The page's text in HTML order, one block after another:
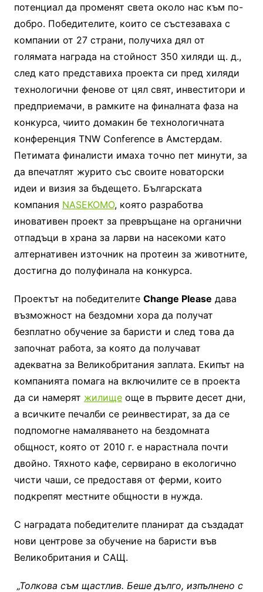
потенциал да променят света около нас към по-
добро. Победителите, които се състезаваха с
компании от 27 страни, получиха дял от
голямата награда на стойност 350 хиляди щ. д.,
след като представиха проекта си пред хиляди
технологични фенове от цял свят, инвеститори и
предприемачи, в рамките на финалната фаза на
конкурса, чиито домакин бе технологичната
конференция TNW Conference в Амстердам.
Петимата финалисти имаха точно пет минути, за
да впечатлят журито със своите новаторски
идеи и визия за бъдещето. Българската
компания NASEKOMO, която разработва
иновативен проект за превръщане на органични
отпадъци в храна за ларви на насекоми като
алтернативен източник на протеин за животните,
достигна до полуфинала на конкурса.
Проектът на победителите Change Please дава
възможност на бездомни хора да получат
безплатно обучение за баристи и след това да
започнат работа, за която да получават
адекватна за Великобритания заплата. Екипът на
компанията помага на включилите се в проекта
да си намерят жилищеоще в първите десет дни,
а всичките печалби се реинвестират, за да се
подпомогне намаляването на бездомната
общност, която от 2010 г. е нарастнала почти
двойно. Тяхното кафе, сервирано в екологично
чисти чаши, се предоставя от ферми, които
подкрепят местните общности в нужда.
С наградата победителите планират да създадат
нови центрове за обучение на баристи във
Великобритания и САЩ.
„Толкова съм щастлив. Беше дълго, изпълнено с